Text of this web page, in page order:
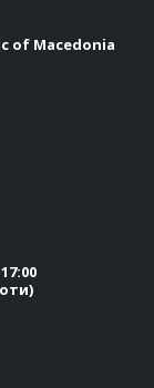
of Macedonia